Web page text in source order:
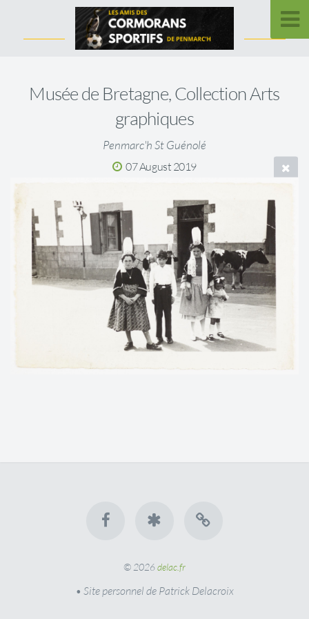
Musée de Bretagne, Collection Arts
graphiques
Penmarc'h St Guénolé
07 August 2019
© 2026delac.fr
• Site personnel de Patrick Delacroix